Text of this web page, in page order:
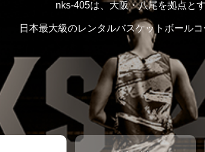
nks-405は、大阪・八尾を拠点と
日本最大級のレンタルバスケットボールコ